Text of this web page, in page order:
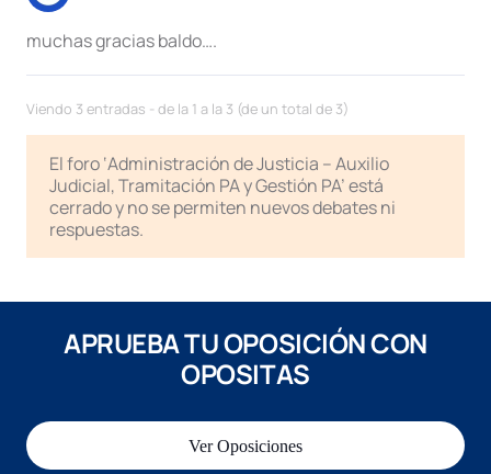
muchas gracias baldo….
Viendo 3 entradas - de la 1 a la 3 (de un total de 3)
El foro ‘Administración de Justicia – Auxilio
Judicial, Tramitación PA y Gestión PA’ está
cerrado y no se permiten nuevos debates ni
respuestas.
APRUEBA TU OPOSICIÓN CON
OPOSITAS
Ver Oposiciones